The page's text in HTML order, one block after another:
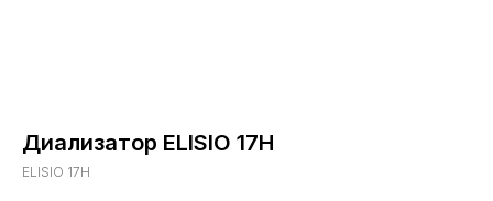
Диализатор ELISIO 17H
ELISIO 17H